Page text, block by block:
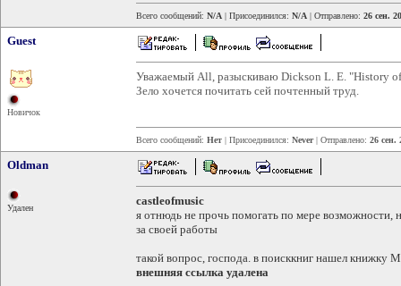
Всего сообщений: N/A | Присоединился: N/A | Отправлено: 26 сен.
Guest
Новичок
Уважаемый All, разыскиваю Dickson L. E. "History
Зело хочется почитать сей почтенный труд.
Всего сообщений: Нет | Присоединился: Never| Отправлено: 26 сен.
Oldman
Удален
castleofmusic
я отнюдь не прочь помогать по мере возможности,
за своей работы
такой вопрос, господа. в поисккниг нашел книжку
внешняя ссылка удалена